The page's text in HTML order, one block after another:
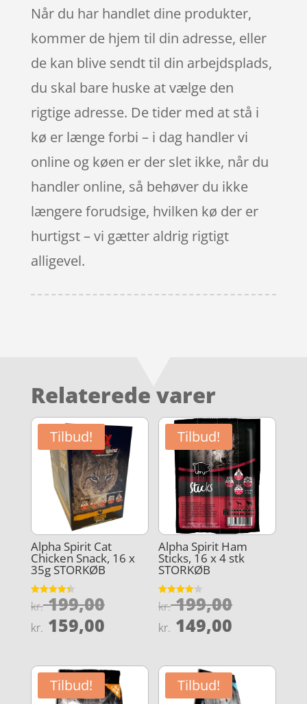
Når du har handlet dine produkter,
kommer de hjem til din adresse, eller
de kan blive sendt til din arbejdsplads,
du skal bare huske at vælge den
rigtige adresse. De tider med at stå i
kø er længe forbi – i dag handler vi
online og køen er der slet ikke, når du
handler online, så behøver du ikke
længere forudsige, hvilken kø der er
hurtigst – vi gætter aldrig rigtigt
alligevel.
Relaterede varer
Tilbud!
Alpha Spirit Cat
Chicken Snack, 16 x
35g STORKØB
Vurderet
4.4
kr.199,00Den
oprindelige
kr. 199,00.
kr. 159,00Den
pris
er:
kr. 159,00.
Tilbud!
Alpha Spirit Ham
Sticks, 16 x 4 stk
STORKØB
Vurderet
4
kr.199,00Den
kr.
kr. 149,00
pris
er:
kr.
Tilbud! Tilbud!